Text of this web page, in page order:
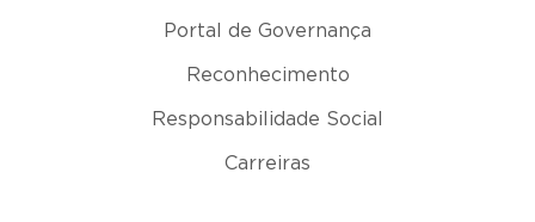
Portal de Governança
Reconhecimento
Responsabilidade Social
Carreiras